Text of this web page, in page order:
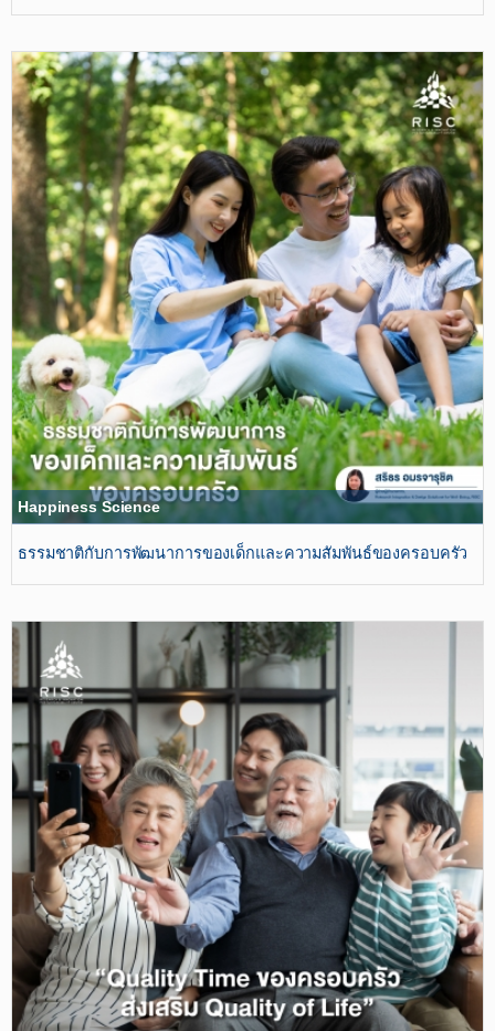
Happiness Science
ธรรมชาติกับการพัฒนาการของเด็กและความสัมพันธ์ของครอบครัว